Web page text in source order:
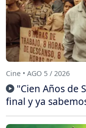
Cine • AGO 5 / 2026
"Cien Años de
final y ya